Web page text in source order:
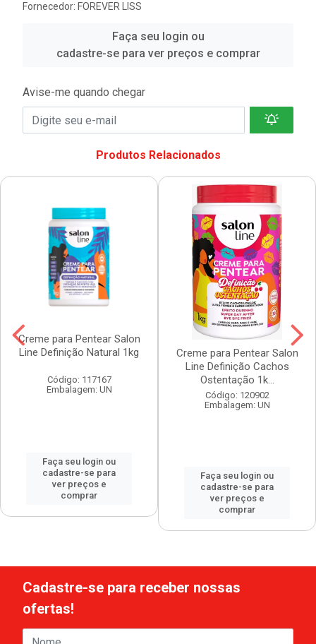
Fornecedor: FOREVER LISS
Faça seu login ou
cadastre-se para ver preços e comprar
Avise-me quando chegar
Produtos Relacionados
Creme para Pentear Salon
Line Definição Natural 1kg
Código: 117167
Embalagem: UN
Faça seu login ou
cadastre-se para
ver preços e
comprar
Creme para Pentear Salon
Line Definição Cachos
Ostentação 1k...
Código: 120902
Embalagem: UN
Faça seu login ou
cadastre-se para
ver preços e
comprar
Cadastre-se para receber nossas
ofertas!